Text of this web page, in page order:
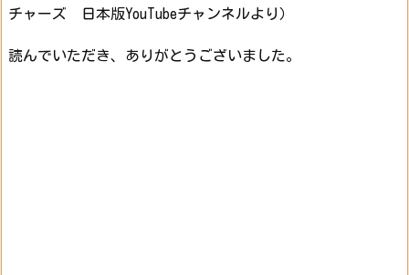
チャーズ 日本版YouTubeチャンネルより）
読んでいただき、ありがとうございました。